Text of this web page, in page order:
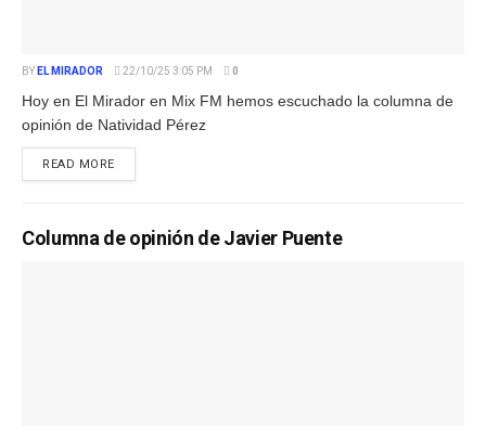
BY EL MIRADOR 22/10/25 3:05 PM 0
Hoy en El Mirador en Mix FM hemos escuchado la columna de
opinión de Natividad Pérez
READ MORE
Columna de opinión de Javier Puente